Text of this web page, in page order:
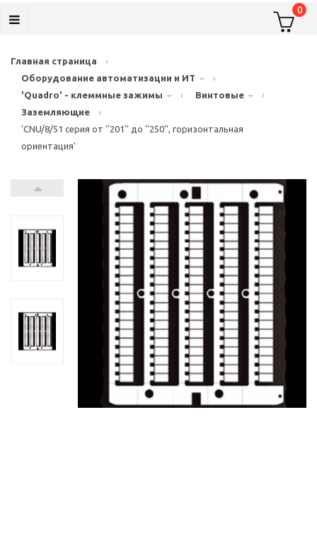
0
Главная страница
›
Оборудование автоматизации и ИТ
›
'Quadro' - клеммные зажимы
› Винтовые
›
Заземляющие
›
'CNU/8/51 серия от ''201'' до ''250'', горизонтальная
ориентация'